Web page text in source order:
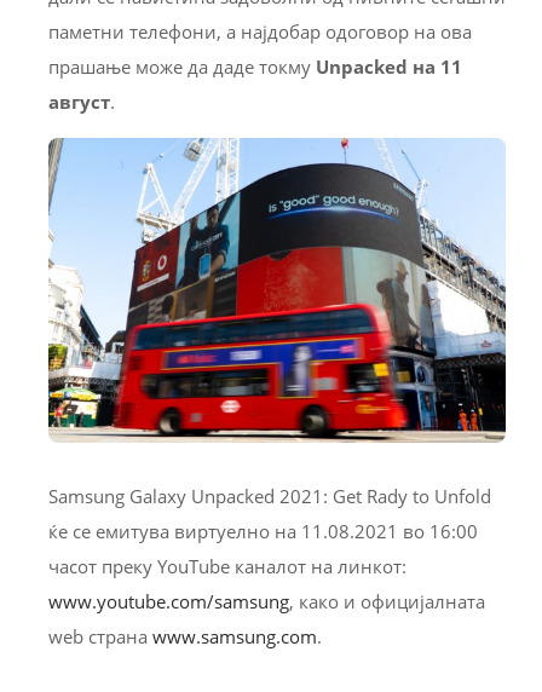
паметни телефони, а најдобар одоговор на ова
прашање може да даде токму Unpacked на 11
август.
Samsung Galaxy Unpacked 2021: Get Rady to Unfold
ќе се емитува виртуелно на 11.08.2021 во 16:00
часот преку YouTube каналот на линкот:
www.youtube.com/samsung, како и официјалната
web страна www.samsung.com.